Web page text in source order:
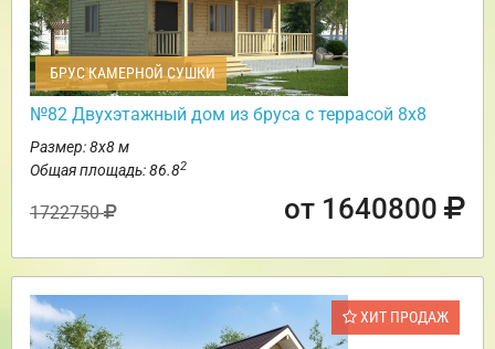
БРУС КАМЕРНОЙ СУШКИ
№82 Двухэтажный дом из бруса с террасой 8х8
Размер: 8х8 м
Общая площадь: 86.82
1722750 от 1640800
ХИТ ПРОДАЖ